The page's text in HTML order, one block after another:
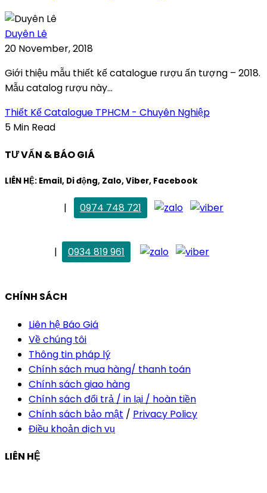
Duyên Lê
20 November, 2018
Giới thiệu mẫu thiết kế catalogue rượu ấn tượng – 2018.
Mẫu catalog rượu này...
Thiết Kế Catalogue TPHCM - Chuyên Nghiệp
5 Min Read
TƯ VẤN & BÁO GIÁ
LIÊN HỆ: Email, Di động, Zalo, Viber, Facebook
|
0974 748 721
|
0934 819 961
CHÍNH SÁCH
Liên hệ Báo Giá
Về chúng tôi
Thông tin pháp lý
Chính sách mua hàng/ thanh toán
Chính sách giao hàng
Chính sách đổi trả / in lại / hoàn tiền
Chính sách bảo mật / Privacy Policy
Điều khoản dịch vụ
LIÊN HỆ